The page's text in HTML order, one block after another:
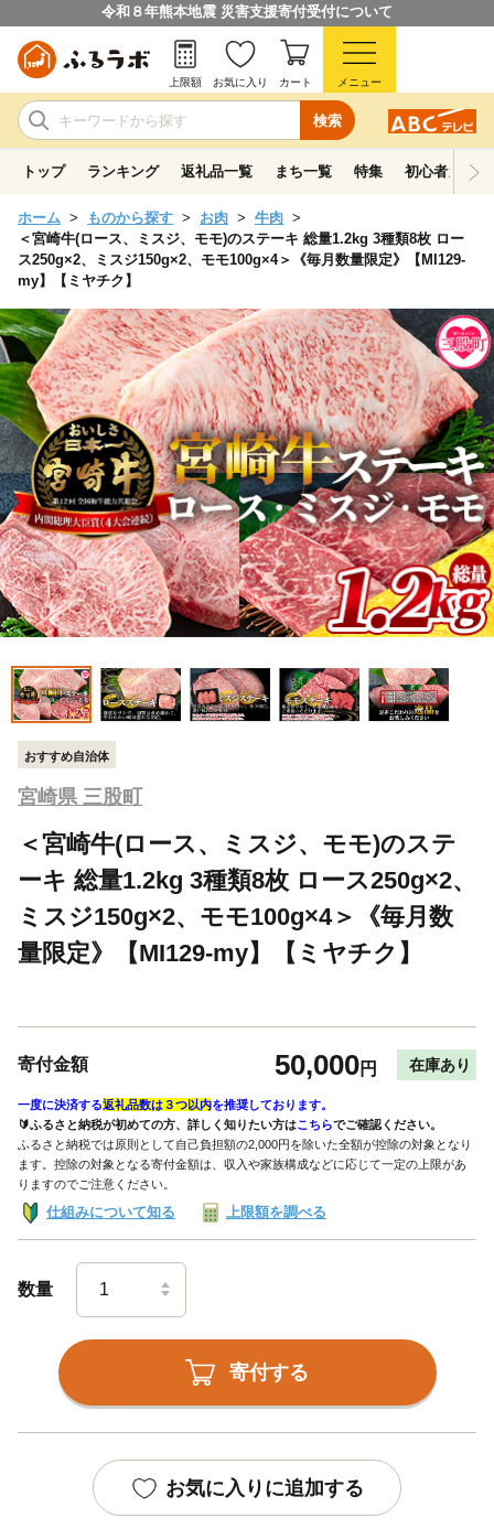
令和８年熊本地震 災害支援寄付受付について
検索
上限額 お気に入り カート メニュー
トップ ランキング 返礼品一覧 まち一覧 特集 初心者ガイド
ホーム ものから探す お肉
牛肉
＜宮崎牛(ロース、ミスジ、モモ)のステーキ 総量1.2kg 3種類8枚 ロー
ス250g×2、ミスジ150g×2、モモ100g×4＞《毎月数量限定》【MI129-
my】【ミヤチク】
おすすめ自治体
宮崎県 三股町
＜宮崎牛(ロース、ミスジ、モモ)のステ
ーキ 総量1.2kg 3種類8枚 ロース250g×2、
ミスジ150g×2、モモ100g×4＞《毎月数
量限定》【MI129-my】【ミヤチク】
寄付金額 50,000円 在庫あり
一度に決済する返礼品数は３つ以内を推奨しております。
🔰ふるさと納税が初めての方、詳しく知りたい方はこちらでご確認ください。
ふるさと納税では原則として自己負担額の2,000円を除いた全額が控除の対象となり
ます。控除の対象となる寄付金額は、収入や家族構成などに応じて一定の上限があ
りますのでご注意ください。
仕組みについて知る 上限額を調べる
数量
寄付する
お気に入りに追加する